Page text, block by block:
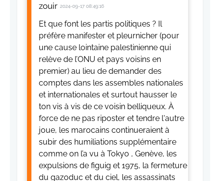
zouir 2024-09-17 08:49:16
Et que font les partis politiques ? Il
préfère manifester et pleurnicher (pour
une cause lointaine palestinienne qui
relève de l’ONU et pays voisins en
premier) au lieu de demander des
comptes dans les assembles nationales
et internationales et surtout hausser le
ton vis à vis de ce voisin belliqueux. À
force de ne pas riposter et tendre l'autre
joue, les marocains continueraient à
subir des humiliations supplémentaire
comme on l’a vu à Tokyo , Genève, les
expulsions de figuig et 1975, la fermeture
du gazoduc et du ciel, les assassinats